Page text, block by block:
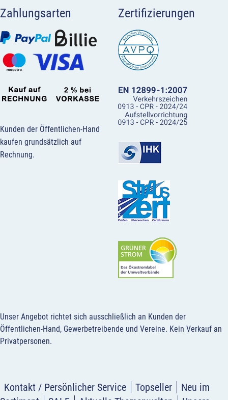
Zahlungsarten
Kunden der Öffentlichen-Hand
kaufen grundsätzlich auf
Rechnung.
Zertifizierungen
Unser Angebot richtet sich ausschließlich an Kunden der
Öffentlichen-Hand, Gewerbetreibende und Vereine. Kein Verkauf an
Privatpersonen.
Kontakt / Persönlicher Service Topseller
Neu im